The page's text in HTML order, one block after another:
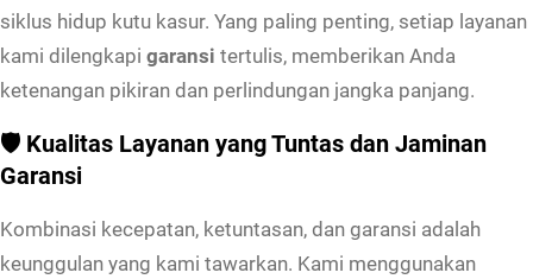
t
u
K
s
u
r
D
siklus hidup kutu kasur. Yang paling penting, setiap layanan
kami dilengkapi garansi tertulis, memberikan Anda
ketenangan pikiran dan perlindungan jangka panjang.
🛡️ Kualitas Layanan yang Tuntas dan Jaminan
Garansi
Kombinasi kecepatan, ketuntasan, dan garansi adalah
keunggulan yang kami tawarkan. Kami menggunakan